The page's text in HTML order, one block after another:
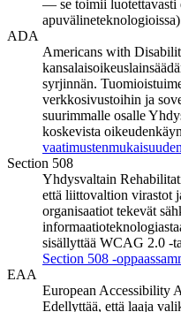
— se toimii luotettavasti
ADA
Americans with
syrjinnän.
verkkosivustoihin ja
suurimmalle osalle
koskevista
Section 508
Yhdysvaltain
että liittovaltion virastot
organisaatiot tekevät
sisällyttää WCAG 2.0 -
Section 508 -
EAA
European Accessibility
Edellyttää, että laaja